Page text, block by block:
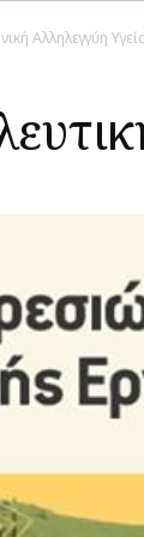
Αλληλεγγύη